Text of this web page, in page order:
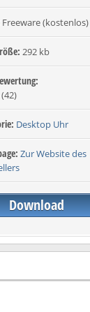
Freeware (kostenlos)
292 kb
(42)
Desktop Uhr
Zur Website des
Download